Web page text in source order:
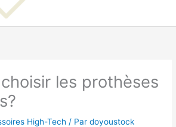
les prothèses
High-Tech / Pardoyoustock